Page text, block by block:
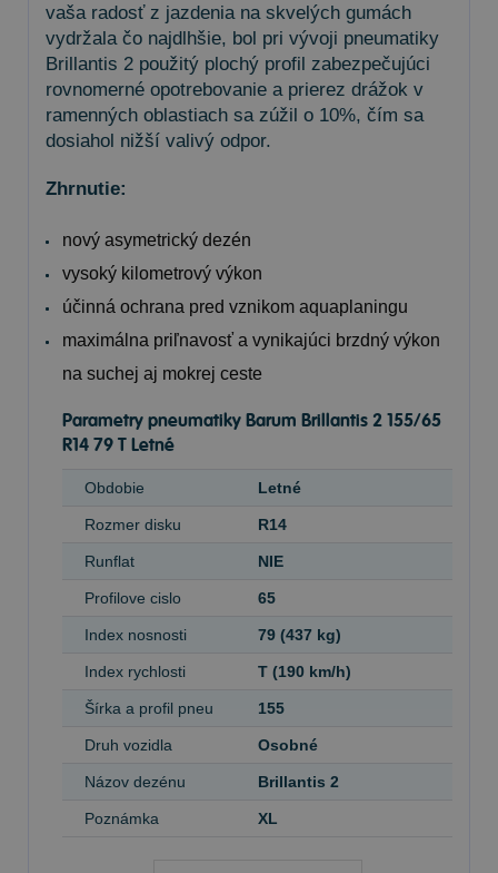
vaša radosť z jazdenia na skvelých gumách
vydržala čo najdlhšie, bol pri vývoji pneumatiky
Brillantis 2 použitý plochý profil zabezpečujúci
rovnomerné opotrebovanie a prierez drážok v
ramenných oblastiach sa zúžil o 10%, čím sa
dosiahol nižší valivý odpor.
Zhrnutie:
nový asymetrický dezén
vysoký kilometrový výkon
účinná ochrana pred vznikom aquaplaningu
maximálna priľnavosť a vynikajúci brzdný výkon
na suchej aj mokrej ceste
Parametry pneumatiky Barum Brillantis 2 155/65
R14 79 T Letné
Obdobie Letné
Rozmer disku R14
Runflat NIE
Profilove cislo 65
Index nosnosti 79 (437 kg)
Index rychlosti T (190 km/h)
Šírka a profil pneu 155
Druh vozidla Osobné
Názov dezénu Brillantis 2
Poznámka XL